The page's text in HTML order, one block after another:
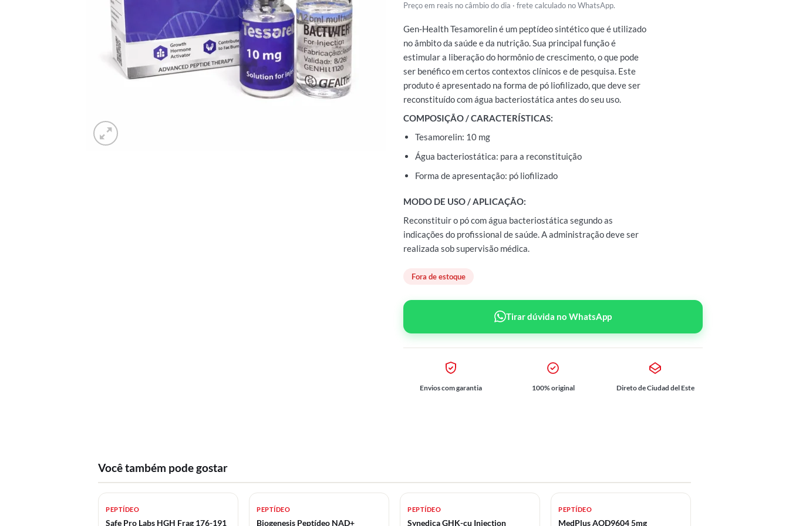
Preço em reais no câmbio do dia · frete calculado no WhatsApp.
Gen-Health Tesamorelin é um peptídeo sintético que é utilizado
no âmbito da saúde e da nutrição. Sua principal função é
estimular a liberação do hormônio de crescimento, o que pode
ser benéfico em certos contextos clínicos e de pesquisa. Este
produto é apresentado na forma de pó liofilizado, que deve ser
reconstituído com água bacteriostática antes do seu uso.
COMPOSIÇÃO / CARACTERÍSTICAS:
Tesamorelin: 10 mg
Água bacteriostática: para a reconstituição
Forma de apresentação: pó liofilizado
MODO DE USO / APLICAÇÃO:
Reconstituir o pó com água bacteriostática segundo as
indicações do profissional de saúde. A administração deve ser
realizada sob supervisão médica.
Fora de estoque
Tirar dúvida no WhatsApp
Envios com garantia 100% original Direto de Ciudad del Este
Você também pode gostar
PEPTÍDEO
Safe Pro Labs HGH Frag 176-191
PEPTÍDEO
Biogenesis Peptídeo NAD+
PEPTÍDEO
Synedica GHK-cu Injection
PEPTÍDEO
MedPlus AOD9604 5mg